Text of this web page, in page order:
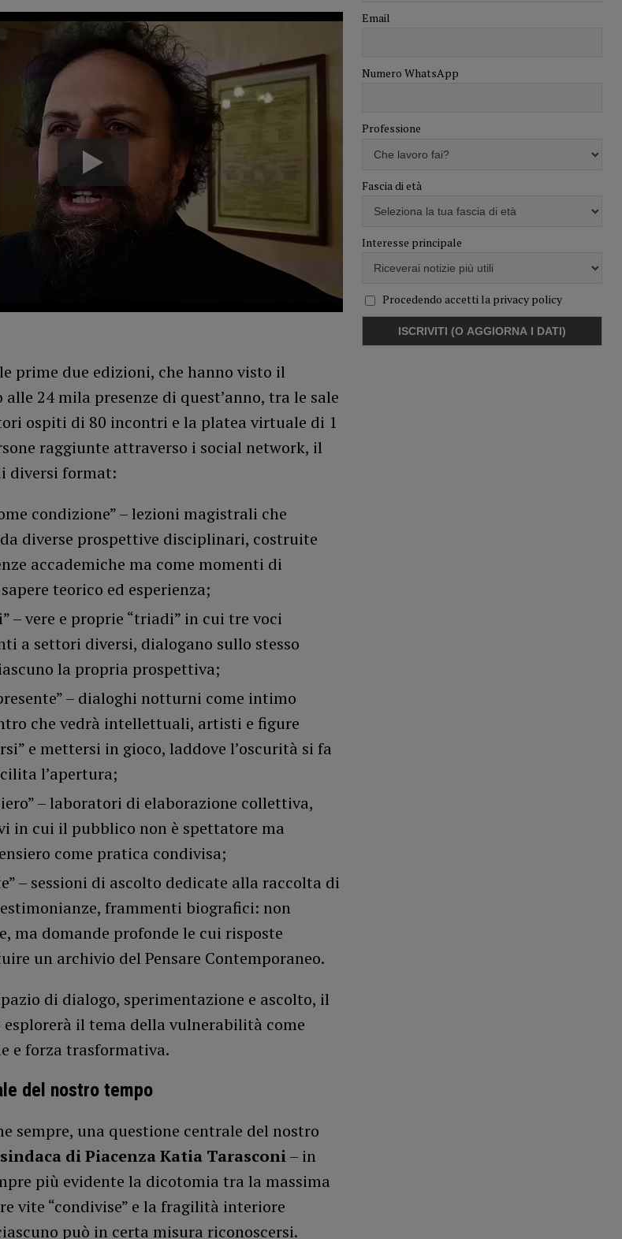
prime due edizioni, che hanno visto il
24 mila presenze di quest’anno, tra le sale
ospiti di 80 incontri e la platea virtuale di 1
raggiunte attraverso i social network, il
diversi format:
condizione” – lezioni magistrali che
diverse prospettive disciplinari, costruite
accademiche ma come momenti di
teorico ed esperienza;
– vere e proprie “triadi” in cui tre voci
a settori diversi, dialogano sullo stesso
la propria prospettiva;
– dialoghi notturni come intimo
che vedrà intellettuali, artisti e figure
e mettersi in gioco, laddove l’oscurità si fa
l’apertura;
– laboratori di elaborazione collettiva,
in cui il pubblico non è spettatore ma
come pratica condivisa;
– sessioni di ascolto dedicate alla raccolta di
frammenti biografici: non
ma domande profonde le cui risposte
un archivio del Pensare Contemporaneo.
di dialogo, sperimentazione e ascolto, il
esplorerà il tema della vulnerabilità come
e forza trasformativa.
del nostro tempo
sempre, una questione centrale del nostro
di Piacenza Katia Tarasconi– in
più evidente la dicotomia tra la massima
vite “condivise” e la fragilità interiore
può in certa misura riconoscersi.
Email
Numero WhatsApp
Professione
Fascia di età
Interesse principale
Procedendo accetti la privacy policy